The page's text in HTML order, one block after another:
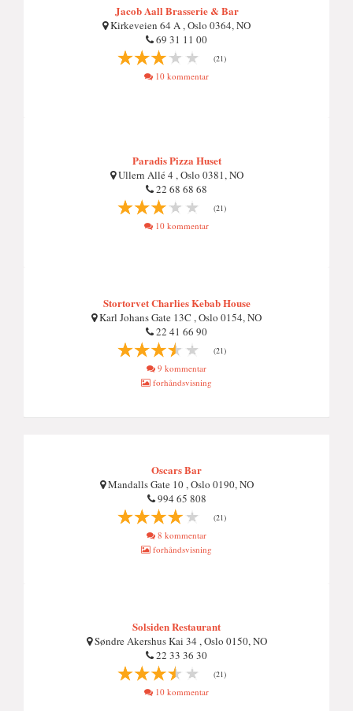
Jacob Aall Brasserie & Bar
Kirkeveien 64 A , Oslo 0364, NO
69 31 11 00
(21)
10 kommentar
Paradis Pizza Huset
Ullern Allé 4 , Oslo 0381, NO
22 68 68 68
(21)
10 kommentar
Stortorvet Charlies Kebab House
Karl Johans Gate 13C , Oslo 0154, NO
22 41 66 90
(21)
9 kommentar
forhåndsvisning
Oscars Bar
Mandalls Gate 10 , Oslo 0190, NO
994 65 808
(21)
8 kommentar
forhåndsvisning
Solsiden Restaurant
Søndre Akershus Kai 34 , Oslo 0150, NO
22 33 36 30
(21)
10 kommentar